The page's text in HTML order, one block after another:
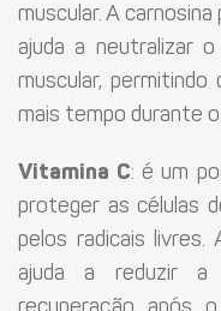
muscular. A
ajuda a neutralizar
muscular,
mais tempo durante
Vitamina C: é um
proteger as células
pelos radicais livres.
ajuda a reduzir a